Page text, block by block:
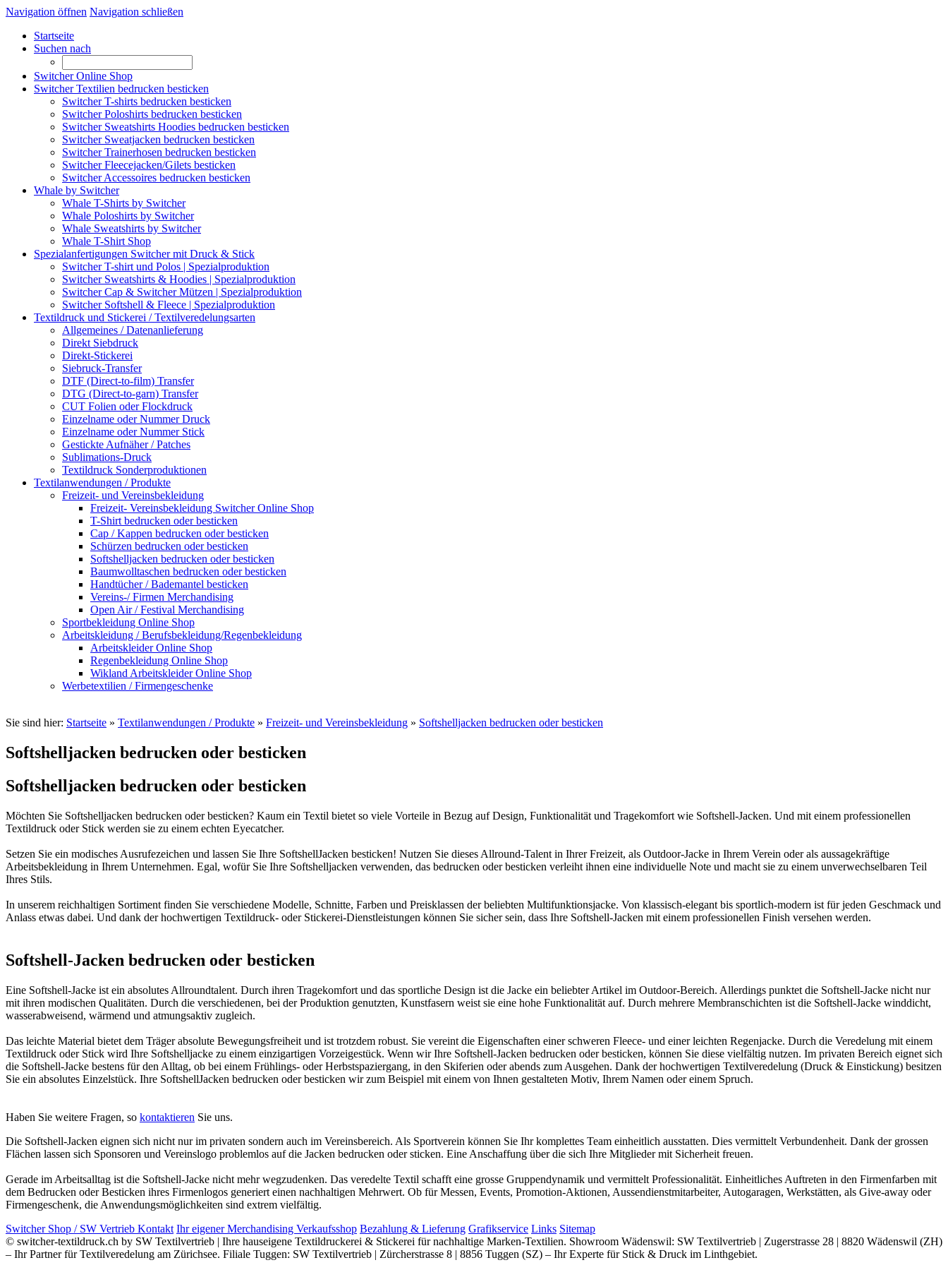
Navigation öffnen Navigation schließen
Startseite
Suchen nach
Switcher Online Shop
Switcher Textilien bedrucken besticken
Switcher T-shirts bedrucken besticken
Switcher Poloshirts bedrucken besticken
Switcher Sweatshirts Hoodies bedrucken besticken
Switcher Sweatjacken bedrucken besticken
Switcher Trainerhosen bedrucken besticken
Switcher Fleecejacken/Gilets besticken
Switcher Accessoires bedrucken besticken
Whale by Switcher
Whale T-Shirts by Switcher
Whale Poloshirts by Switcher
Whale Sweatshirts by Switcher
Whale T-Shirt Shop
Spezialanfertigungen Switcher mit Druck & Stick
Switcher T-shirt und Polos | Spezialproduktion
Switcher Sweatshirts & Hoodies | Spezialproduktion
Switcher Cap & Switcher Mützen | Spezialproduktion
Switcher Softshell & Fleece | Spezialproduktion
Textildruck und Stickerei / Textilveredelungsarten
Allgemeines / Datenanlieferung
Direkt Siebdruck
Direkt-Stickerei
Siebruck-Transfer
DTF (Direct-to-film) Transfer
DTG (Direct-to-garn) Transfer
CUT Folien oder Flockdruck
Einzelname oder Nummer Druck
Einzelname oder Nummer Stick
Gestickte Aufnäher / Patches
Sublimations-Druck
Textildruck Sonderproduktionen
Textilanwendungen / Produkte
Freizeit- und Vereinsbekleidung
Freizeit- Vereinsbekleidung Switcher Online Shop
T-Shirt bedrucken oder besticken
Cap / Kappen bedrucken oder besticken
Schürzen bedrucken oder besticken
Softshelljacken bedrucken oder besticken
Baumwolltaschen bedrucken oder besticken
Handtücher / Bademantel besticken
Vereins-/ Firmen Merchandising
Open Air / Festival Merchandising
Sportbekleidung Online Shop
Arbeitskleidung / Berufsbekleidung/Regenbekleidung
Arbeitskleider Online Shop
Regenbekleidung Online Shop
Wikland Arbeitskleider Online Shop
Werbetextilien / Firmengeschenke
Sie sind hier: Startseite » Textilanwendungen / Produkte » Freizeit- und Vereinsbekleidung » Softshelljacken bedrucken oder besticken
Softshelljacken bedrucken oder besticken
Softshelljacken bedrucken oder besticken
Möchten Sie Softshelljacken bedrucken oder besticken? Kaum ein Textil bietet so viele Vorteile in Bezug auf Design, Funktionalität und Tragekomfort wie Softshell-Jacken. Und mit einem professionellen
Textildruck oder Stick werden sie zu einem echten Eyecatcher.
Setzen Sie ein modisches Ausrufezeichen und lassen Sie Ihre SoftshellJacken besticken! Nutzen Sie dieses Allround-Talent in Ihrer Freizeit, als Outdoor-Jacke in Ihrem Verein oder als aussagekräftige
Arbeitsbekleidung in Ihrem Unternehmen. Egal, wofür Sie Ihre Softshelljacken verwenden, das bedrucken oder besticken verleiht ihnen eine individuelle Note und macht sie zu einem unverwechselbaren Teil
Ihres Stils.
In unserem reichhaltigen Sortiment finden Sie verschiedene Modelle, Schnitte, Farben und Preisklassen der beliebten Multifunktionsjacke. Von klassisch-elegant bis sportlich-modern ist für jeden Geschmack und
Anlass etwas dabei. Und dank der hochwertigen Textildruck- oder Stickerei-Dienstleistungen können Sie sicher sein, dass Ihre Softshell-Jacken mit einem professionellen Finish versehen werden.
Softshell-Jacken bedrucken oder besticken
Eine Softshell-Jacke ist ein absolutes Allroundtalent. Durch ihren Tragekomfort und das sportliche Design ist die Jacke ein beliebter Artikel im Outdoor-Bereich. Allerdings punktet die Softshell-Jacke nicht nur
mit ihren modischen Qualitäten. Durch die verschiedenen, bei der Produktion genutzten, Kunstfasern weist sie eine hohe Funktionalität auf. Durch mehrere Membranschichten ist die Softshell-Jacke winddicht,
wasserabweisend, wärmend und atmungsaktiv zugleich.
Das leichte Material bietet dem Träger absolute Bewegungsfreiheit und ist trotzdem robust. Sie vereint die Eigenschaften einer schweren Fleece- und einer leichten Regenjacke. Durch die Veredelung mit einem
Textildruck oder Stick wird Ihre Softshelljacke zu einem einzigartigen Vorzeigestück. Wenn wir Ihre Softshell-Jacken bedrucken oder besticken, können Sie diese vielfältig nutzen. Im privaten Bereich eignet sich
die Softshell-Jacke bestens für den Alltag, ob bei einem Frühlings- oder Herbstspaziergang, in den Skiferien oder abends zum Ausgehen. Dank der hochwertigen Textilveredelung (Druck & Einstickung) besitzen
Sie ein absolutes Einzelstück. Ihre SoftshellJacken bedrucken oder besticken wir zum Beispiel mit einem von Ihnen gestalteten Motiv, Ihrem Namen oder einem Spruch.
Haben Sie weitere Fragen, so kontaktieren Sie uns.
Die Softshell-Jacken eignen sich nicht nur im privaten sondern auch im Vereinsbereich. Als Sportverein können Sie Ihr komplettes Team einheitlich ausstatten. Dies vermittelt Verbundenheit. Dank der grossen
Flächen lassen sich Sponsoren und Vereinslogo problemlos auf die Jacken bedrucken oder sticken. Eine Anschaffung über die sich Ihre Mitglieder mit Sicherheit freuen.
Gerade im Arbeitsalltag ist die Softshell-Jacke nicht mehr wegzudenken. Das veredelte Textil schafft eine grosse Gruppendynamik und vermittelt Professionalität. Einheitliches Auftreten in den Firmenfarben mit
dem Bedrucken oder Besticken ihres Firmenlogos generiert einen nachhaltigen Mehrwert. Ob für Messen, Events, Promotion-Aktionen, Aussendienstmitarbeiter, Autogaragen, Werkstätten, als Give-away oder
Firmengeschenk, die Anwendungsmöglichkeiten sind extrem vielfältig.
Switcher Shop / SW Vertrieb Kontakt Ihr eigener Merchandising Verkaufsshop Bezahlung & Lieferung Grafikservice Links Sitemap
© switcher-textildruck.ch by SW Textilvertrieb | Ihre hauseigene Textildruckerei & Stickerei für nachhaltige Marken-Textilien. Showroom Wädenswil: SW Textilvertrieb | Zugerstrasse 28 | 8820 Wädenswil (ZH)
– Ihr Partner für Textilveredelung am Zürichsee. Filiale Tuggen: SW Textilvertrieb | Zürcherstrasse 8 | 8856 Tuggen (SZ) – Ihr Experte für Stick & Druck im Linthgebiet.